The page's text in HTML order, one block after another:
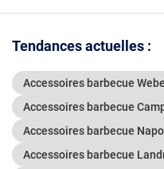
Tendances actuelles :
Accessoires barbecue
Accessoires barbecue
Accessoires barbecue
Accessoires barbecue